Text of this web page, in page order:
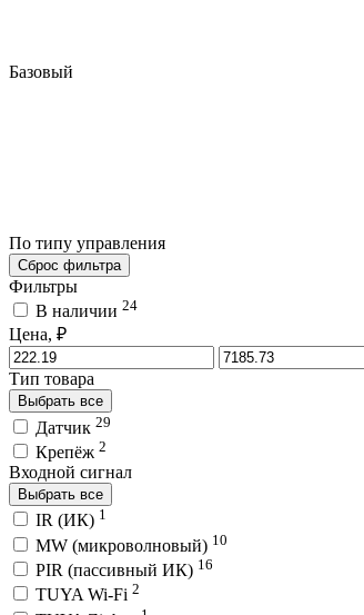
Базовый
По типу управления
Сброс фильтра
Фильтры
В наличии 24
Цена, ₽
Тип товара
Выбрать все
Датчик 29
Крепёж 2
Входной сигнал
Выбрать все
IR (ИК) 1
MW (микроволновый) 10
PIR (пассивный ИК) 16
TUYA Wi-Fi 2